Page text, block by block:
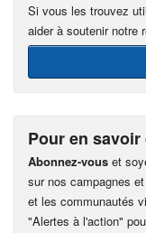
Si vous les trouvez
aider à soutenir notre
Pour en
Abonnez-vous et
sur nos campagnes
et les communautés
"Alertes à l'action"